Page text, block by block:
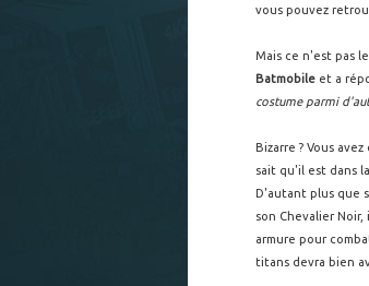
vous pouvez
Mais ce n'est pas
Batmobile et a
costume parmi
Bizarre ? Vous
sait qu'il est dans
D'autant plus que
son Chevalier
armure pour
titans devra bien